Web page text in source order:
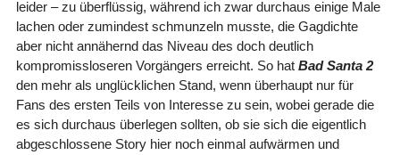
leider – zu überflüssig, während ich zwar durchaus einige Male
lachen oder zumindest schmunzeln musste, die Gagdichte
aber nicht annähernd das Niveau des doch deutlich
kompromissloseren Vorgängers erreicht. So hat Bad Santa 2
den mehr als unglücklichen Stand, wenn überhaupt nur für
Fans des ersten Teils von Interesse zu sein, wobei gerade die
es sich durchaus überlegen sollten, ob sie sich die eigentlich
abgeschlossene Story hier noch einmal aufwärmen und